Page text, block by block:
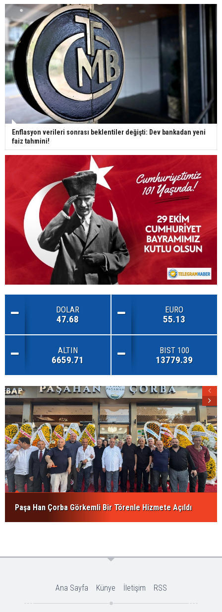
Enflasyon verileri sonrası beklentiler değişti: Dev bankadan yeni
faiz tahmini!
DOLAR
47.68
EURO
55.13
ALTIN
6659.71
BIST 100
13779.39
Paşa Han Çorba Görkemli Bir Törenle Hizmete Açıldı
Ana Sayfa Künye İletişim RSS